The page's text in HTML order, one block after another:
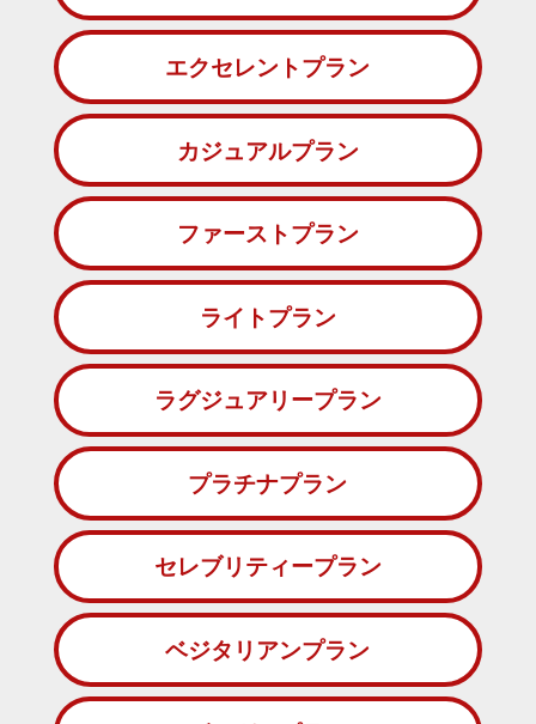
エクセレントプラン
カジュアルプラン
ファーストプラン
ライトプラン
ラグジュアリープラン
プラチナプラン
セレブリティープラン
ベジタリアンプラン